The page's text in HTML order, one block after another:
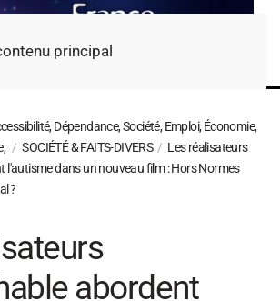
principal
Dépendance, Société, Emploi, Économie,
SOCIÉTÉ & FAITS-DIVERS
Les réalisateurs
l'autisme dans un nouveau film : Hors Normes
?
abordent